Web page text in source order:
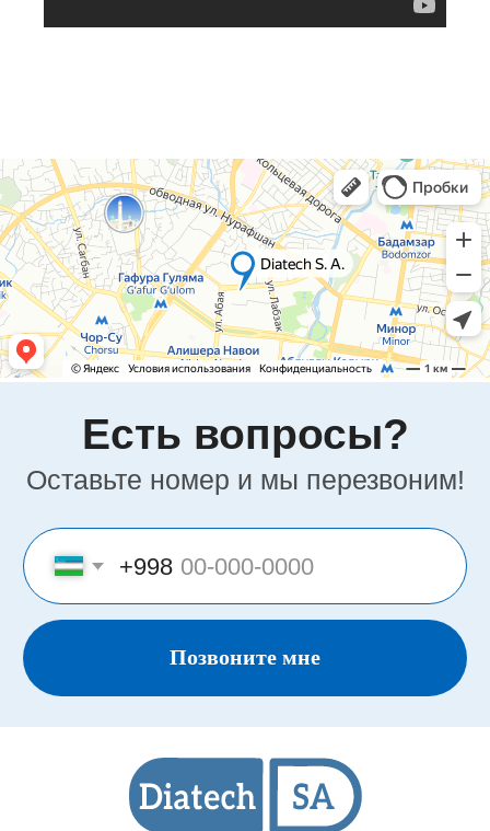
Политика
info.uz@diatech-sa.com
Телефон
+998(78)140-18-68
Офисный номер:
+998(90)350-03-38
Сервисный номер:
Номер отдела продаж:
Представительство «Diatech S.A.» © 2008 - 2023.
Сайт носит информационный характер и не
является публичной офертой
Разработка и продвижение в Future-group